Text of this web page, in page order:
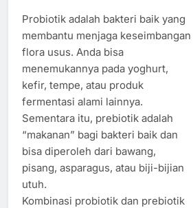
Probiotik adalah bakteri baik yang
membantu menjaga keseimbangan
flora usus. Anda bisa
menemukannya pada yoghurt,
kefir, tempe, atau produk
fermentasi alami lainnya.
Sementara itu, prebiotik adalah
“makanan” bagi bakteri baik dan
bisa diperoleh dari bawang,
pisang, asparagus, atau biji-bijian
utuh.
Kombinasi probiotik dan prebiotik